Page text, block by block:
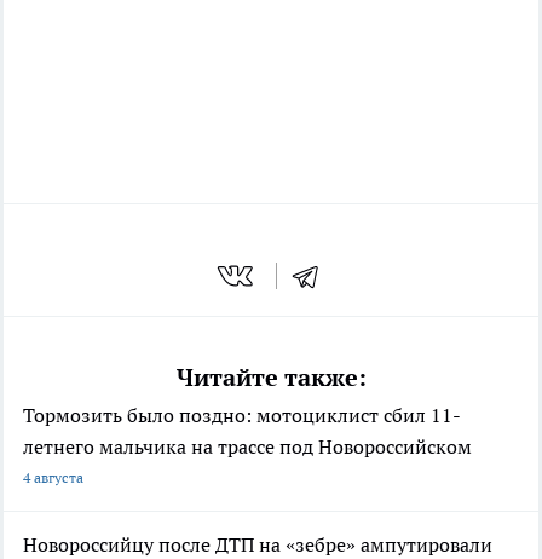
Читайте также:
Тормозить было поздно: мотоциклист сбил 11-
летнего мальчика на трассе под Новороссийском
4 августа
Новороссийцу после ДТП на «зебре» ампутировали